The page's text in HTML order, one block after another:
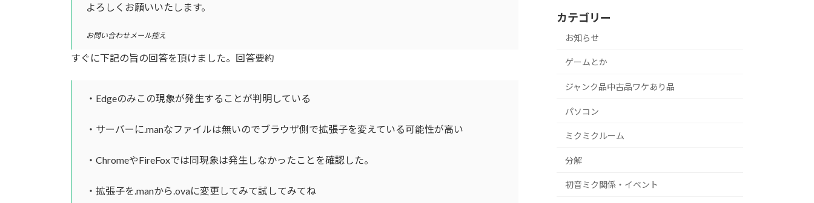
よろしくお願いいたします。
お問い合わせメール控え
すぐに下記の旨の回答を頂けました。回答要約
・Edgeのみこの現象が発生することが判明している
・サーバーに.manなファイルは無いのでブラウザ側で拡張子を変えている可能性が高い
・ChromeやFireFoxでは同現象は発生しなかったことを確認した。
・拡張子を.manから.ovaに変更してみて試してみてね
カテゴリー
お知らせ
ゲームとか
ジャンク品中古品ワケあり品
パソコン
ミクミクルーム
分解
初音ミク関係・イベント